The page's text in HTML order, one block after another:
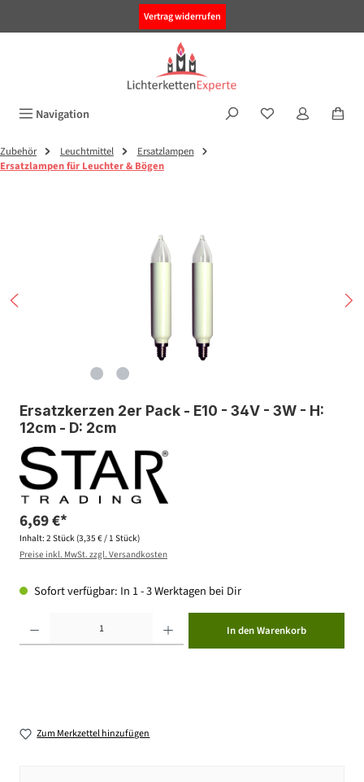
Vertrag widerrufen
Navigation
Zubehör Leuchtmittel
Ersatzlampen
Ersatzlampen für Leuchter & Bögen
Ersatzkerzen 2er Pack - E10 - 34V - 3W - H:
12cm - D: 2cm
6,69 €*
Inhalt: 2 Stück (3,35 € / 1 Stück)
Preise inkl. MwSt. zzgl. Versandkosten
Sofort verfügbar: In 1 - 3 Werktagen bei Dir
In den Warenkorb
Zum Merkzettel hinzufügen